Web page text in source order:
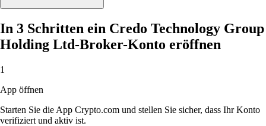
In 3 Schritten ein Credo Technology Group
Holding Ltd-Broker-Konto eröffnen
1
App öffnen
Starten Sie die App Crypto.com und stellen Sie sicher, dass Ihr Konto
verifiziert und aktiv ist.